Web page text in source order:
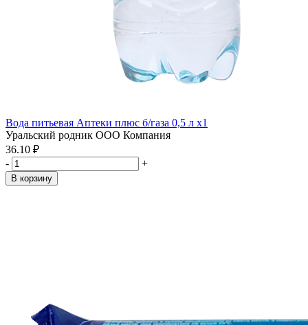
Вода питьевая Аптеки плюс б/газа 0,5 л x1
Уральский родник ООО Компания
36.10 ₽
-
+
В корзину